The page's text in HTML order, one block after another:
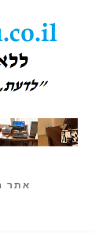
אתר המידע